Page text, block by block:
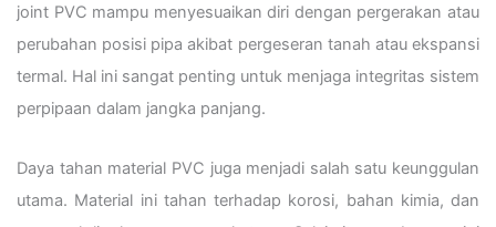
joint PVC mampu menyesuaikan diri dengan pergerakan atau
perubahan posisi pipa akibat pergeseran tanah atau ekspansi
termal. Hal ini sangat penting untuk menjaga integritas sistem
perpipaan dalam jangka panjang.
Daya tahan material PVC juga menjadi salah satu keunggulan
utama. Material ini tahan terhadap korosi, bahan kimia, dan